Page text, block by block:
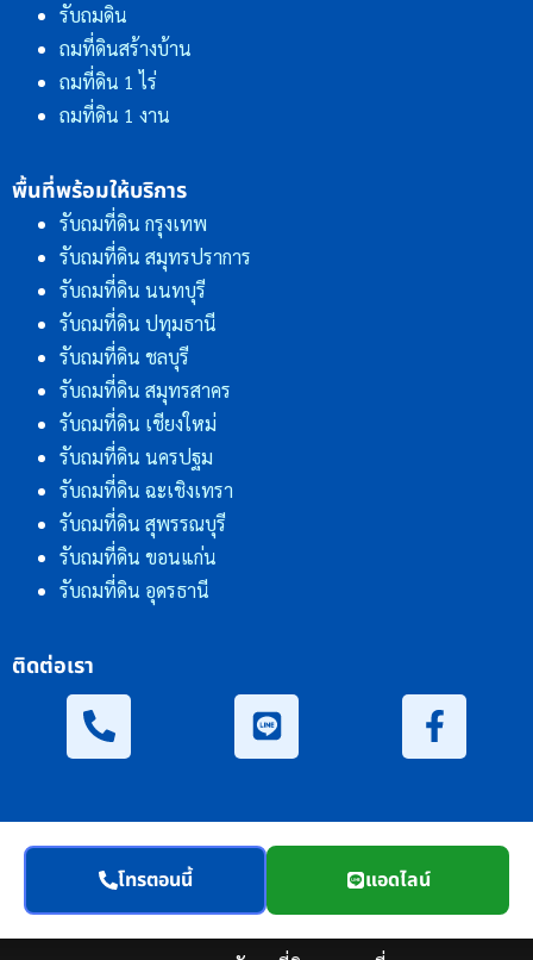
รับถมดิน
ถมที่ดินสร้างบ้าน
ถมที่ดิน 1 ไร่
ถมที่ดิน 1 งาน
พื้นที่พร้อมให้บริการ
รับถมที่ดิน กรุงเทพ
รับถมที่ดิน สมุทรปราการ
รับถมที่ดิน นนทบุรี
รับถมที่ดิน ปทุมธานี
รับถมที่ดิน ชลบุรี
รับถมที่ดิน สมุทรสาคร
รับถมที่ดิน เชียงใหม่
รับถมที่ดิน นครปฐม
รับถมที่ดิน ฉะเชิงเทรา
รับถมที่ดิน สุพรรณบุรี
รับถมที่ดิน ขอนแก่น
รับถมที่ดิน อุดรธานี
ติดต่อเรา
โทรตอนนี้ แอดไลน์